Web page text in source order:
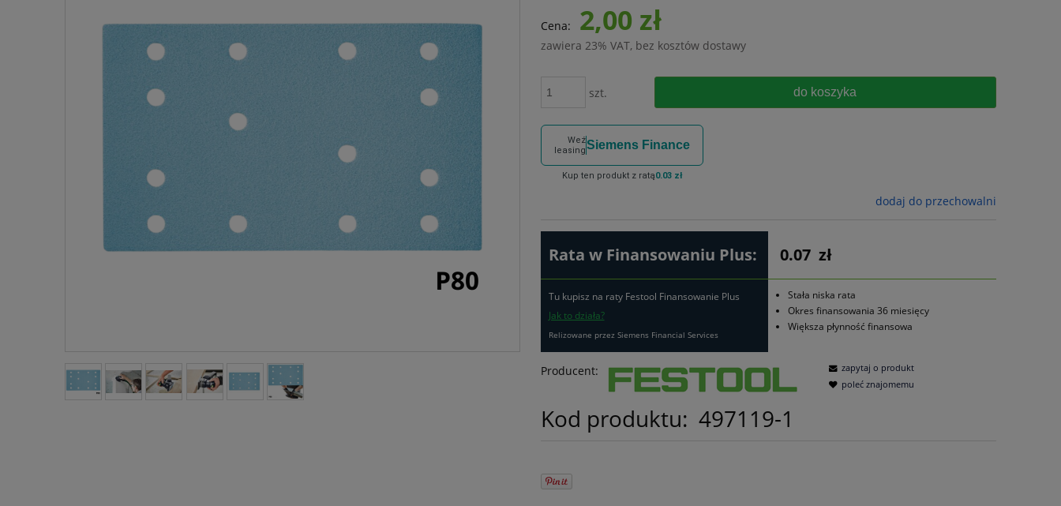
Cena: 2,00 zł
zawiera 23% VAT, bez kosztów dostawy
szt. do koszyka
Weź
leasingSiemens Finance
Kup ten produkt z ratą0.03 zł
dodaj do przechowalni
Rata w Finansowaniu Plus: 0.07 zł
Tu kupisz na raty Festool Finansowanie Plus
Jak to działa?
Relizowane przez Siemens Financial Services
Stała niska rata
Okres finansowania 36 miesięcy
Większa płynność finansowa
Producent:
Kod produktu: 497119-1
zapytaj o produkt
poleć znajomemu